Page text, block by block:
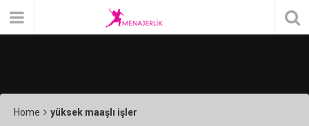
Home yüksek maaşlı işler